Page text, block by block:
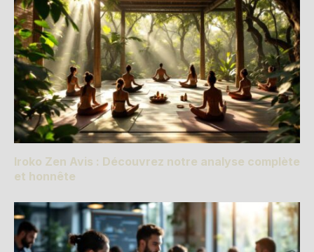
Iroko Zen Avis : Découvrez notre analyse complète
et honnête